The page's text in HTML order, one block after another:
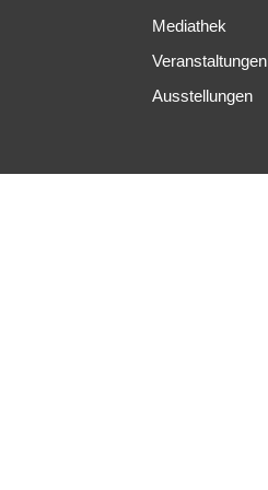
Mediathek
Veranstaltungen
Ausstellungen